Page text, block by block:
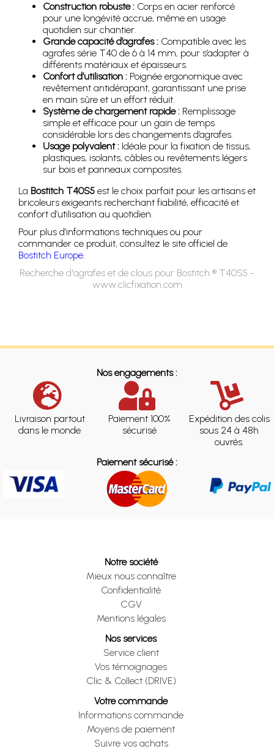
Construction robuste : Corps en acier renforcé
pour une longévité accrue, même en usage
quotidien sur chantier.
Grande capacité d’agrafes : Compatible avec les
agrafes série T40 de 6 à 14 mm, pour s’adapter à
différents matériaux et épaisseurs.
Confort d’utilisation : Poignée ergonomique avec
revêtement antidérapant, garantissant une prise
en main sûre et un effort réduit.
Système de chargement rapide : Remplissage
simple et efficace pour un gain de temps
considérable lors des changements d’agrafes.
Usage polyvalent : Idéale pour la fixation de tissus,
plastiques, isolants, câbles ou revêtements légers
sur bois et panneaux composites.
La Bostitch T40S5 est le choix parfait pour les artisans et
bricoleurs exigeants recherchant fiabilité, efficacité et
confort d’utilisation au quotidien.
Pour plus d’informations techniques ou pour
commander ce produit, consultez le site officiel de
Bostitch Europe.
Recherche d'agrafes et de clous pour Bostitch ® T40S5 -
www.clicfixation.com
Nos engagements :
Livraison partout
dans le monde
Paiement 100%
sécurisé
Expédition des colis
sous 24 à 48h
ouvrés.
Paiement sécurisé :
Notre société
Mieux nous connaître
Confidentialité
CGV
Mentions légales
Nos services
Service client
Vos témoignages
Clic & Collect (DRIVE)
Votre commande
Informations commande
Moyens de paiement
Suivre vos achats